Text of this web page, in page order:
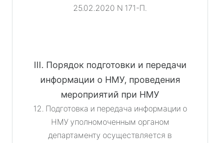
25.02.2020 N 171-П.
III. Порядок подготовки и передачи
информации о НМУ, проведения
мероприятий при НМУ
12. Подготовка и передача информации о
НМУ уполномоченным органом
департаменту осуществляется в